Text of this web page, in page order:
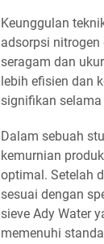
Keunggulan
adsorpsi
seragam dan
lebih efisien dan
signifikan selama
Dalam sebuah
kemurnian
optimal. Setelah
sesuai dengan
sieve Ady Water
memenuhi